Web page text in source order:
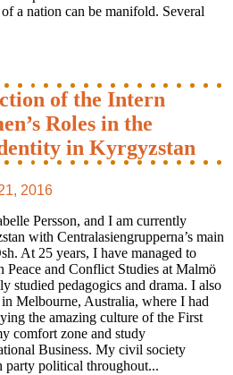
a nation can be manifold. Several
of the Intern
Roles in the
in Kyrgyzstan
2016
Persson, and I am currently
with Centralasiengrupperna’s main
At 25 years, I have managed to
Peace and Conflict Studies at Malmö
studied pedagogics and drama. I also
in Melbourne, Australia, where I had
the amazing culture of the First
comfort zone and study
Business. My civil society
party political throughout...